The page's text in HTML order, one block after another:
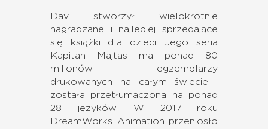
Dav stworzył wielokrotnie
nagradzane i najlepiej sprzedające
się książki dla dzieci. Jego seria
Kapitan Majtas ma ponad 80
milionów egzemplarzy
drukowanych na całym świecie i
została przetłumaczona na ponad
28 języków. W 2017 roku
DreamWorks Animation przeniosło